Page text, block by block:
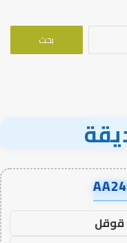
البحث
قوقل